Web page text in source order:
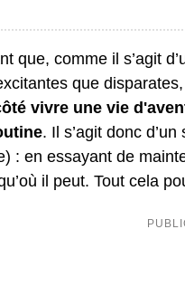
que, comme il s’agit
que
vivre une vie
. Il s’agit donc
: en essayant de
il peut. Tout cela